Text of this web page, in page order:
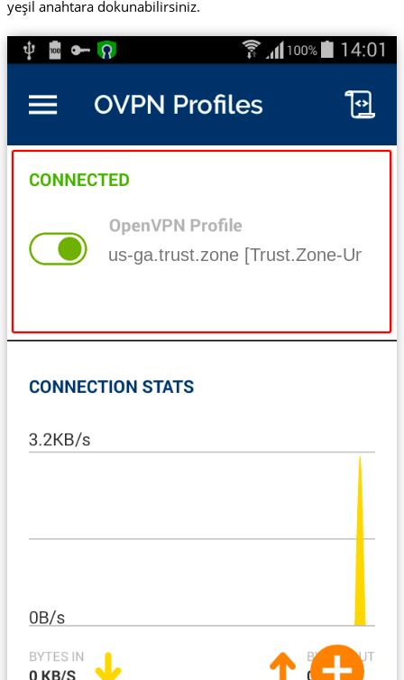
yeşil anahtara dokunabilirsiniz.
us-ga.trust.zone [Trust.Zone-